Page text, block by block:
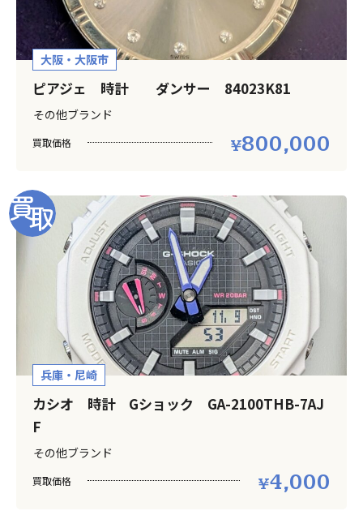
大阪・大阪市
ピアジェ 時計 ダンサー 84023K81
その他ブランド
買取価格 800,000
兵庫・尼崎
カシオ 時計 Gショック GA-2100THB-7AJ
F
その他ブランド
買取価格 4,000